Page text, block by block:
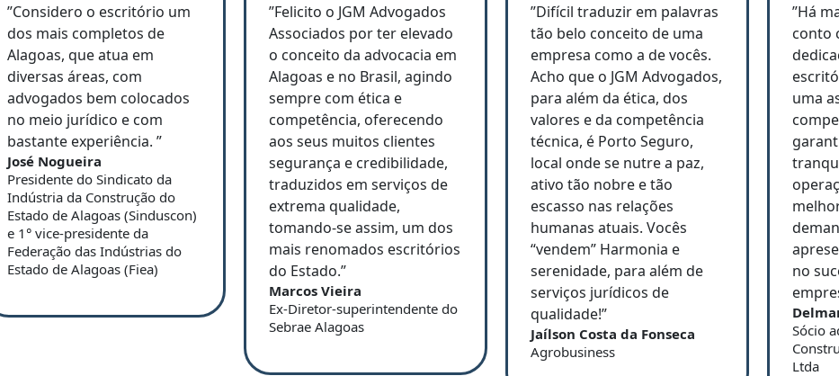
”Considero o escritório um
dos mais completos de
Alagoas, que atua em
diversas áreas, com
advogados bem colocados
no meio jurídico e com
bastante experiência. ”
José Nogueira
Presidente do Sindicato da
Indústria da Construção do
Estado de Alagoas (Sinduscon)
e 1° vice-presidente da
Federação das Indústrias do
Estado de Alagoas (Fiea)
”Felicito o JGM Advogados
Associados por ter elevado
o conceito da advocacia em
Alagoas e no Brasil, agindo
sempre com ética e
competência, oferecendo
aos seus muitos clientes
segurança e credibilidade,
traduzidos em serviços de
extrema qualidade,
tomando-se assim, um dos
mais renomados escritórios
do Estado.”
Marcos Vieira
Ex-Diretor-superintendente do
Sebrae Alagoas
”Difícil traduzir em palavras
tão belo conceito de uma
empresa como a de vocês.
Acho que o JGM Advogados,
para além da ética, dos
valores e da competência
técnica, é Porto Seguro,
local onde se nutre a paz,
ativo tão nobre e tão
escasso nas relações
humanas atuais. Vocês
“vendem” Harmonia e
serenidade, para além de
serviços jurídicos de
qualidade!”
Jaílson Costa da Fonseca
Agrobusiness
”Há
conto
uma
no
Sócio
Ltda